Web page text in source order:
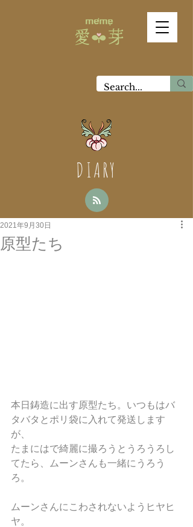
DIARY
原型たち
2021年9月30日
本日鋳造に出す原型たち。いつもはバ
タバタとポリ袋に入れて発送します
が、
たまにはで綺麗に撮ろうとうろうろし
てたら、ムーンさんも一緒にうろう
ろ。
ムーンさんにこわされないようヒヤヒ
ヤ。